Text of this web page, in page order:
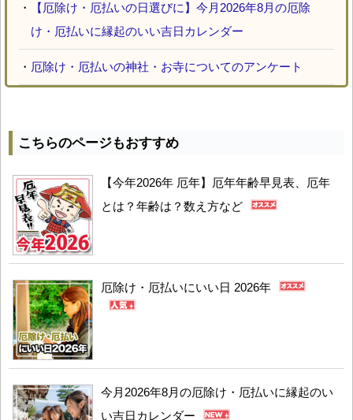
・
【厄除け・厄払いの日選びに】今月2026年8月の厄除
け・厄払いに縁起のいい吉日カレンダー
・ 厄除け・厄払いの神社・お寺についてのアンケート
こちらのページもおすすめ
【今年2026年 厄年】厄年年齢早見表、厄年
とは？年齢は？数え方など
厄除け・厄払いにいい日 2026年
今月2026年8月の厄除け・厄払いに縁起のい
い吉日カレンダー